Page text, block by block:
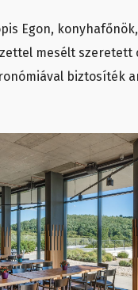
Egon,
mesélt szeretett
biztosíték